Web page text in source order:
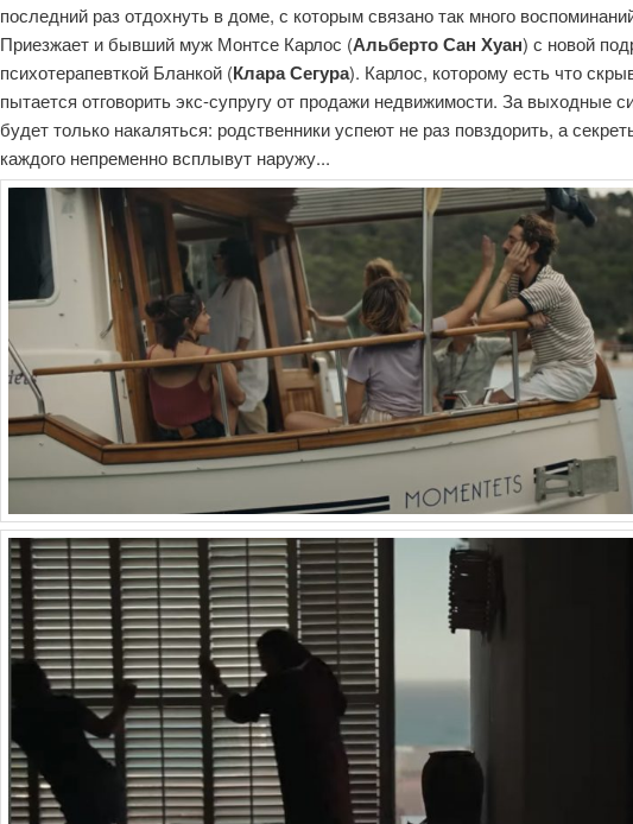
последний раз отдохнуть в доме, с которым связано так много
Приезжает и бывший муж Монтсе Карлос (Альберто Сан Хуан) с новой
психотерапевткой Бланкой (Клара Сегура). Карлос, которому есть что
пытается отговорить экс-супругу от продажи недвижимости. За выходные
будет только накаляться: родственники успеют не раз повздорить, а
каждого непременно всплывут наружу...